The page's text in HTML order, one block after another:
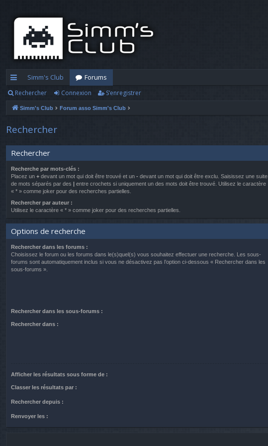
cc
ès
ra
d
e
Simm's Club
Forums
Rechercher Connexion S’enregistrer
Simm's Club Forum asso Simm's Club
Rechercher
Rechercher
Recherche par mots-clés :
Placez un + devant un mot qui doit être trouvé et un - devant un mot qui doit être exclu. Saisissez une suite
de mots séparés par des | entre crochets si uniquement un des mots doit être trouvé. Utilisez le caractère
« * » comme joker pour des recherches partielles.
Rechercher par auteur :
Utilisez le caractère « * » comme joker pour des recherches partielles.
Options de recherche
Rechercher dans les forums :
Choisissez le forum ou les forums dans le(s)quel(s) vous souhaitez effectuer une recherche. Les sous-
forums sont automatiquement inclus si vous ne désactivez pas l’option ci-dessous « Rechercher dans les
sous-forums ».
Rechercher dans les sous-forums :
Rechercher dans :
Afficher les résultats sous forme de :
Classer les résultats par :
Rechercher depuis :
Renvoyer les :